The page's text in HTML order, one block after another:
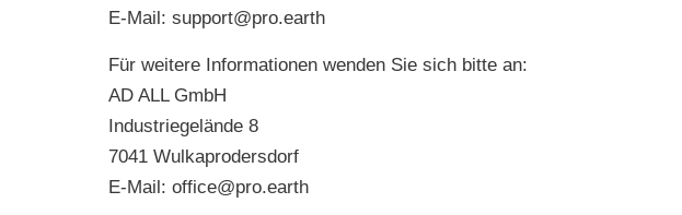
E-Mail: support@pro.earth
Für weitere Informationen wenden Sie sich bitte an:
AD ALL GmbH
Industriegelände 8
7041 Wulkaprodersdorf
E-Mail: office@pro.earth